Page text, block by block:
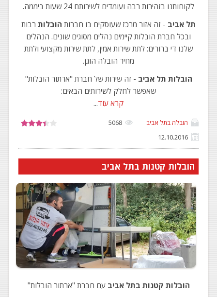
לקוחותנו בזהירות רבה ועומדים לשירותם 24 שעות ביממה.
תל אביב - זה אזור מרכז שעוסקים בו חברות הובלות רבות
ובכל חברת הובלות קיימים נהלים מסוגים שונים. הנהלים
שלנו די ברורים: לתת שירות אמין, לתת שירות מקצועי ולתת
מחיר הובלה הוגן.
הובלות תל אביב - זה שירות של חברת "ארתור הובלות"
שאפשר לחלק לשירותים הבאים:
קרא עוד...
הובלה בתל אביב
5068
12.10.2016
הובלות קטנות בתל אביב
הובלות קטנות בתל אביב עם חברת "ארתור הובלות"